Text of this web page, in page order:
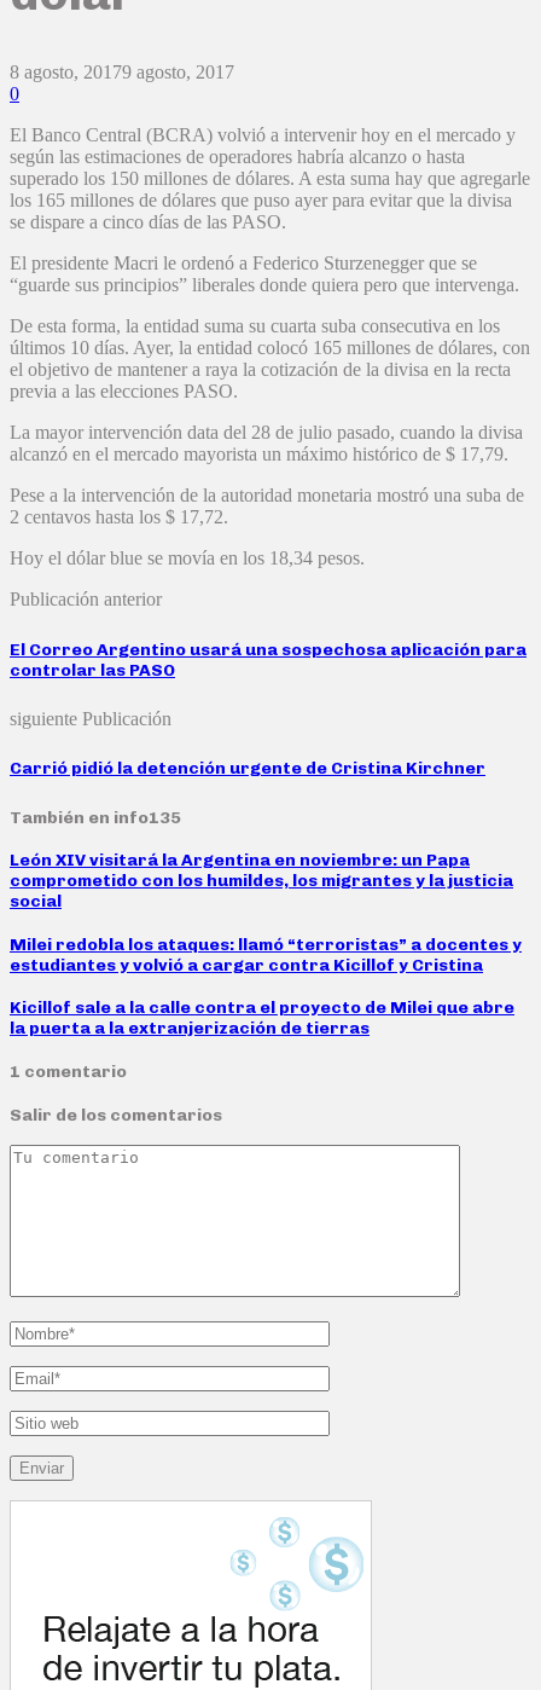
8 agosto, 20179 agosto, 2017
0
El Banco Central (BCRA) volvió a intervenir hoy en el mercado y
según las estimaciones de operadores habría alcanzo o hasta
superado los 150 millones de dólares. A esta suma hay que agregarle
los 165 millones de dólares que puso ayer para evitar que la divisa
se dispare a cinco días de las PASO.
El presidente Macri le ordenó a Federico Sturzenegger que se
“guarde sus principios” liberales donde quiera pero que intervenga.
De esta forma, la entidad suma su cuarta suba consecutiva en los
últimos 10 días. Ayer, la entidad colocó 165 millones de dólares, con
el objetivo de mantener a raya la cotización de la divisa en la recta
previa a las elecciones PASO.
La mayor intervención data del 28 de julio pasado, cuando la divisa
alcanzó en el mercado mayorista un máximo histórico de $ 17,79.
Pese a la intervención de la autoridad monetaria mostró una suba de
2 centavos hasta los $ 17,72.
Hoy el dólar blue se movía en los 18,34 pesos.
Publicación anterior
El Correo Argentino usará una sospechosa aplicación para
controlar las PASO
siguiente Publicación
Carrió pidió la detención urgente de Cristina Kirchner
También en info135
León XIV visitará la Argentina en noviembre: un Papa
comprometido con los humildes, los migrantes y la justicia
social
Milei redobla los ataques: llamó “terroristas” a docentes y
estudiantes y volvió a cargar contra Kicillof y Cristina
Kicillof sale a la calle contra el proyecto de Milei que abre
la puerta a la extranjerización de tierras
1 comentario
Salir de los comentarios